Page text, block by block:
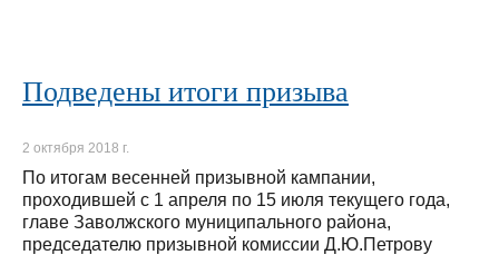
Подведены итоги призыва
2 октября 2018 г.
По итогам весенней призывной кампании,
проходившей с 1 апреля по 15 июля текущего года,
главе Заволжского муниципального района,
председателю призывной комиссии Д.Ю.Петрову